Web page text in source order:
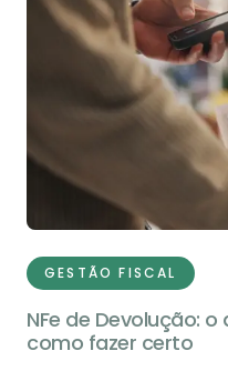
GESTÃO FISCAL
NFe de Devolução:
como fazer certo